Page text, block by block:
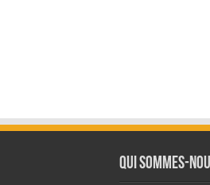
Qui sommes-